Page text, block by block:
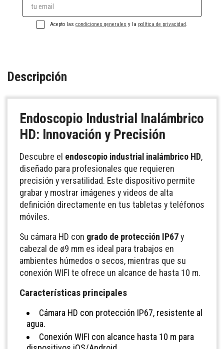
Acepto las condiciones generales y la política de privacidad .
Descripción
Endoscopio Industrial Inalámbrico
HD: Innovación y Precisión
Descubre el endoscopio industrial inalámbrico HD,
diseñado para profesionales que requieren
precisión y versatilidad. Este dispositivo permite
grabar y mostrar imágenes y videos de alta
definición directamente en tus tabletas y teléfonos
móviles.
Su cámara HD con grado de protección IP67y
cabezal de ø9 mm es ideal para trabajos en
ambientes húmedos o secos, mientras que su
conexión WIFI te ofrece un alcance de hasta 10 m.
Características principales
Cámara HD con protección IP67, resistente al
agua.
Conexión WIFI con alcance hasta 10 m para